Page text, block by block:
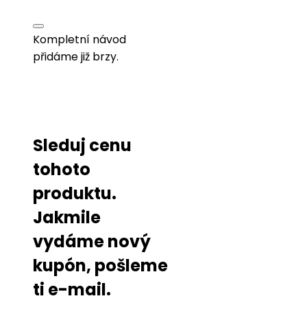
Kompletní návod
přidáme již brzy.
Sleduj cenu
tohoto
produktu.
Jakmile
vydáme nový
kupón, pošleme
ti e-mail.